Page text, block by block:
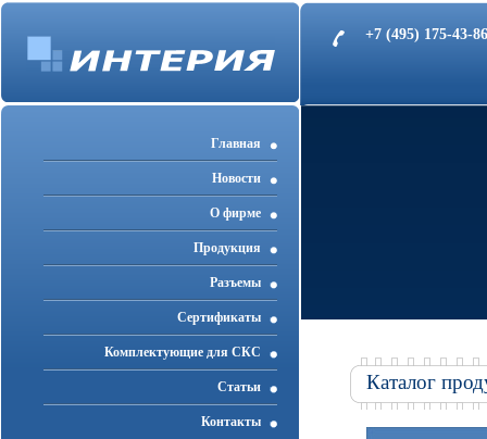
+7 (495) 175-43-
Главная
Новости
О фирме
Продукция
Разъемы
Cертификаты
Комплектующие для СКС
Статьи
Контакты
Каталог